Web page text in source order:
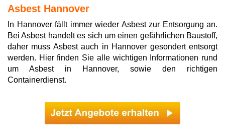
Asbest Hannover
In Hannover fällt immer wieder Asbest zur Entsorgung an.
Bei Asbest handelt es sich um einen gefährlichen Baustoff,
daher muss Asbest auch in Hannover gesondert entsorgt
werden. Hier finden Sie alle wichtigen Informationen rund
um Asbest in Hannover, sowie den richtigen
Containerdienst.